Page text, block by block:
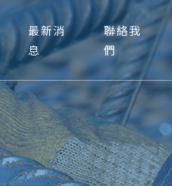
最新消
息
聯絡我
們